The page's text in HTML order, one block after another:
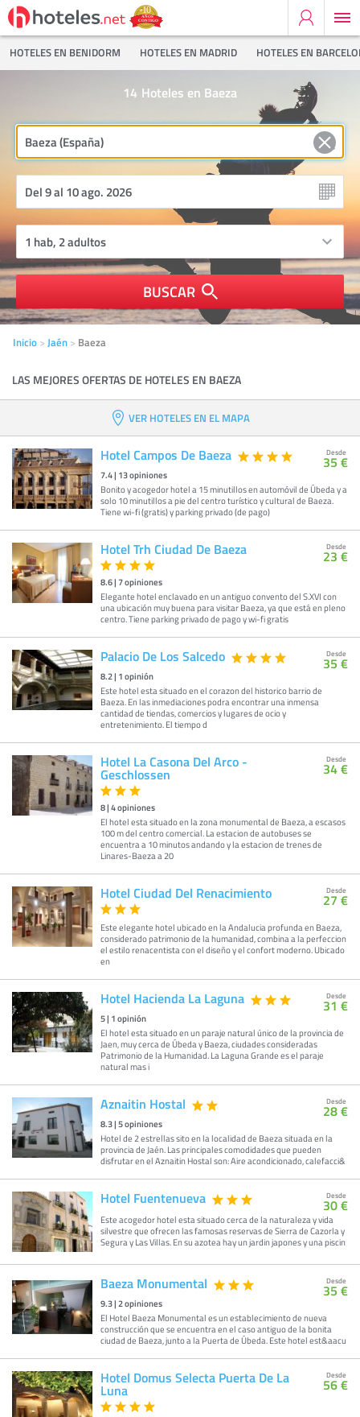
HOTELES EN BENIDORM HOTELES EN MADRID HOTELES EN
Hoteles en Baeza
14
BUSCAR
Inicio Jaén Baeza
LAS MEJORES OFERTAS DE HOTELES EN BAEZA
VER HOTELES EN EL MAPA
Hotel Campos De Baeza
7.4| 13opiniones
Bonito y acogedor hotel a 15 minutillos en automóvil de Úbeda y a
solo 10 minutillos a pie del centro turístico y cultural de Baeza.
Tiene wi-fi (gratis) y parking privado (de pago)
Desde
35 €
Hotel Trh Ciudad De Baeza
8.6|7opiniones
Elegante hotel enclavado en un antiguo convento del S.XVI con
una ubicación muy buena para visitar Baeza, ya que está en pleno
centro. Tiene parking privado de pago y wi-fi gratis
Desde
23 €
Palacio De Los Salcedo
8.2| 1opinión
Este hotel esta situado en el corazon del historico barrio de
Baeza. En las inmediaciones podra encontrar una inmensa
cantidad de tiendas, comercios y lugares de ocio y
entretenimiento. El tiempo d
Desde
35 €
Hotel La Casona Del Arco -
Geschlossen
8|4opiniones
El hotel esta situado en la zona monumental de Baeza, a escasos
100 m del centro comercial. La estacion de autobuses se
encuentra a 10 minutos andando y la estacion de trenes de
Linares-Baeza a 20
Desde
34 €
Hotel Ciudad Del Renacimiento
Este elegante hotel ubicado en la Andalucia profunda en Baeza,
considerado patrimonio de la humanidad, combina a la perfeccion
el estilo renacentista con el diseño y el confort moderno. Ubicado
en
Desde
27 €
Hotel Hacienda La Laguna
5| 1opinión
El hotel esta situado en un paraje natural único de la provincia de
Jaen, muy cerca de Úbeda y Baeza, ciudades consideradas
Patrimonio de la Humanidad. La Laguna Grande es el paraje
natural mas i
Desde
31 €
Aznaitin Hostal
8.3|5opiniones
Hotel de 2 estrellas sito en la localidad de Baeza situada en la
provincia de Jaén. Las principales comodidades que pueden
disfrutar en el Aznaitin Hostal son: Aire acondicionado, calefacci&
Desde
28 €
Hotel Fuentenueva
Este acogedor hotel esta situado cerca de la naturaleza y vida
silvestre que ofrecen las famosas reservas de Sierra de Cazorla y
Segura y Las Villas. En su azotea hay un jardin japones y una piscin
Desde
30 €
Baeza Monumental
9.3|2opiniones
El Hotel Baeza Monumental es un establecimiento de nueva
construcción que se encuentra en el caso antiguo de la bonita
ciudad de Baeza, junto a la Puerta de Úbeda. Este hotel est&aacu
Desde
35 €
Hotel Domus Selecta Puerta De La
Luna
Desde
56 €